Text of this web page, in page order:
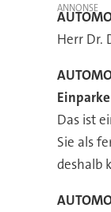
Herr Dr.
Das ist
Sie als
deshalb